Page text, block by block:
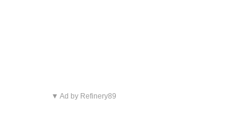
▼ Ad by Refinery89